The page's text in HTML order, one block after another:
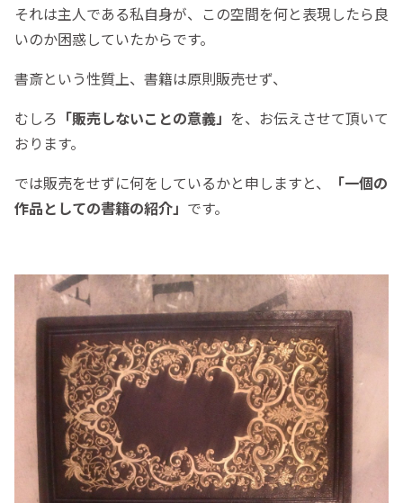
それは主人である私自身が、この空間を何と表現したら良
いのか困惑していたからです。
書斎という性質上、書籍は原則販売せず、
むしろ 「販売しないことの意義」 を、お伝えさせて頂いて
おります。
では販売をせずに何をしているかと申しますと、
「一個の
作品としての書籍の紹介」 です。